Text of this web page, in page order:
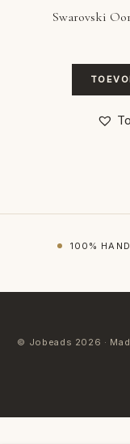
Swarovski
100%
© Jobeads 2026 ·